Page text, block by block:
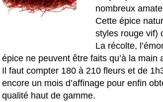
nombreux
Cette épice
styles rouge vif)
La récolte,
épice ne peuvent être faits qu’à la main
Il faut compter 180 à 210 fleurs et de
encore un mois d’affinage pour enfin
qualité haut de gamme.